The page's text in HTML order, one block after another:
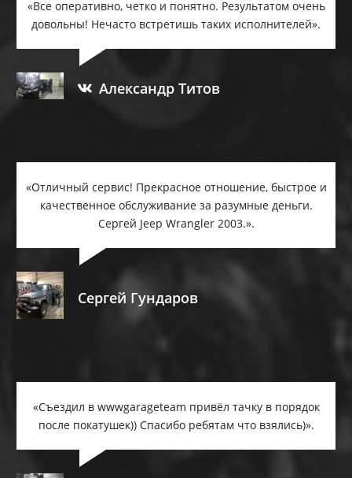
«Все оперативно, четко и понятно. Результатом очень
довольны! Нечасто встретишь таких исполнителей».
Александр Титов
«Отличный сервис! Прекрасное отношение, быстрое и
качественное обслуживание за разумные деньги.
Сергей Jеер Wrаnglеr 2003.».
Сергей Гундаров
«Съездил в wwwgarageteam привёл тачку в порядок
после покатушек)) Спасибо ребятам что взялись)».